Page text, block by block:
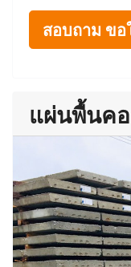
สอบถาม ขอ
แผ่นพื้นค